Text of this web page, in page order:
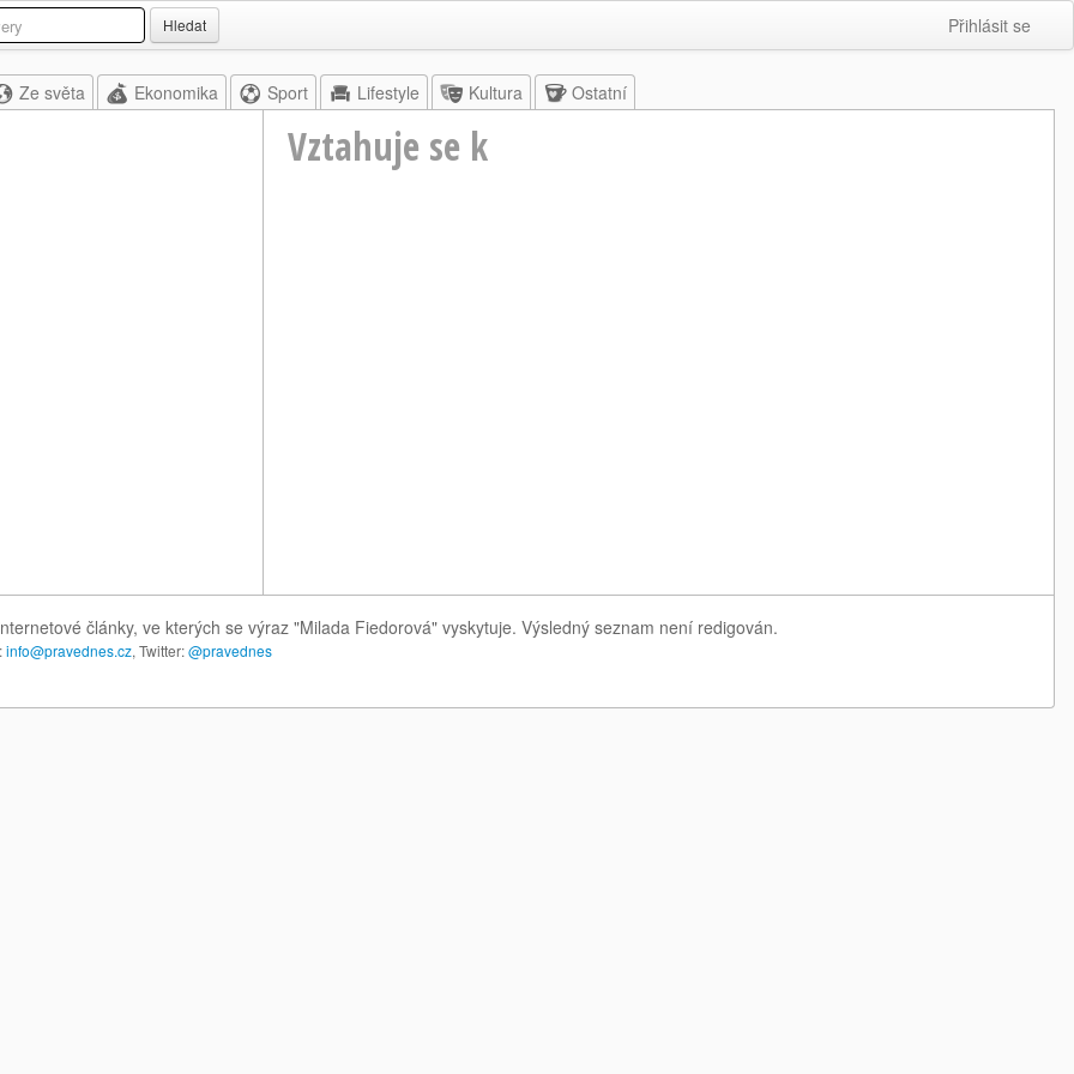
Hledat Přihlásit se
Ze světa Ekonomika Sport Lifestyle Kultura Ostatní
Vztahuje se k
články, ve kterých se výraz "Milada Fiedorová" vyskytuje. Výsledný seznam není redigován.
info@pravednes.cz, Twitter:@pravednes